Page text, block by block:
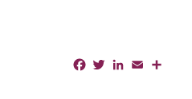
Facebook
TwitterLinkedIn
Email